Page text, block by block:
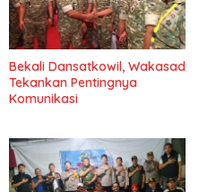
Bekali Dansatkowil, Wakasad
Tekankan Pentingnya
Komunikasi